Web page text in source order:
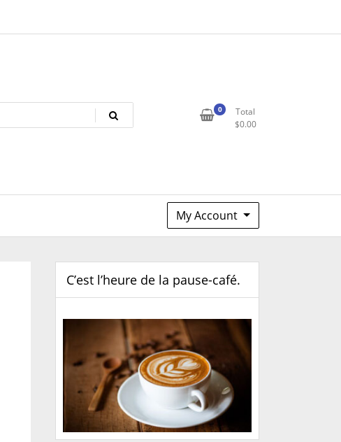
0
Total
$0.00
My Account
C’est l’heure de la pause-café.